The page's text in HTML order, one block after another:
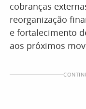
cobranças
reorganização
e fortalecimento
aos próximos